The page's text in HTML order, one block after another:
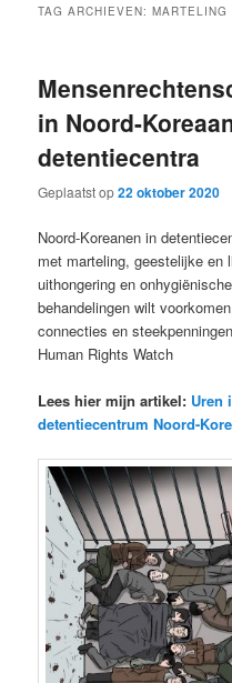
TAG ARCHIEVEN:MARTELING
in Noord-
detentiecentra
Geplaatst op22 oktober 2020
Noord-Koreanen in
met marteling, geestelijke en
uithongering en
behandelingen wilt
connecties en
Human Rights Watch
Lees hier mijn artikel: Uren
detentiecentrum Noord-